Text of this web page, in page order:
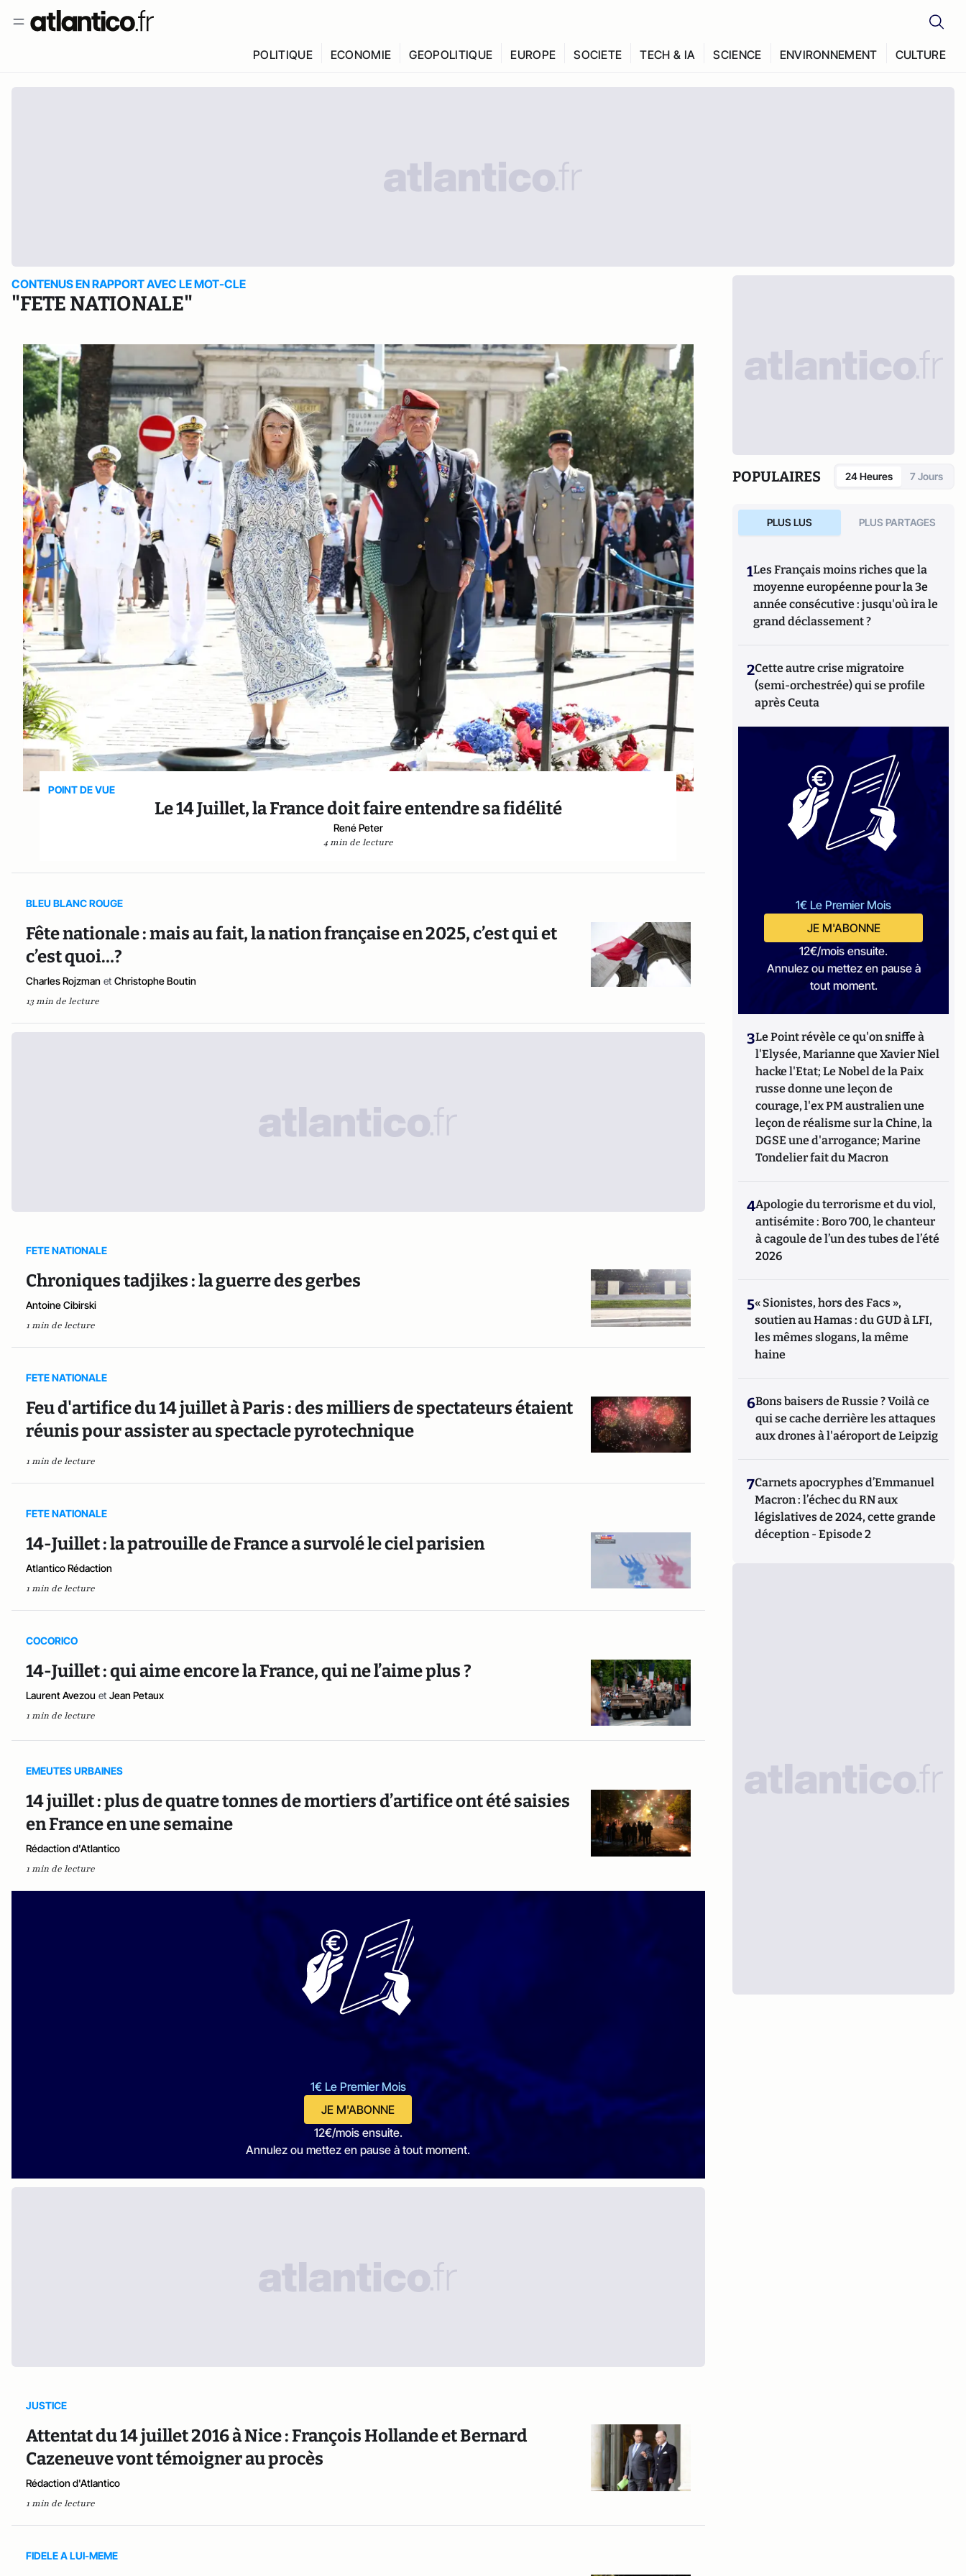
POLITIQUE ECONOMIE GEOPOLITIQUE EUROPE SOCIETE TECH & IA SCIENCE ENVIRONNEMENT CULTURE
CONTENUS EN RAPPORT AVEC LE MOT-CLE
"FETE NATIONALE"
POINT DE VUE
Le 14 Juillet, la France doit faire entendre sa fidélité
René Peter
4 min de lecture
BLEU BLANC ROUGE
Fête nationale : mais au fait, la nation française en 2025, c’est qui et
c’est quoi…?
Charles Rojzman et Christophe Boutin
13 min de lecture
FETE NATIONALE
Chroniques tadjikes : la guerre des gerbes
Antoine Cibirski
1 min de lecture
FETE NATIONALE
Feu d'artifice du 14 juillet à Paris : des milliers de spectateurs étaient
réunis pour assister au spectacle pyrotechnique
1 min de lecture
FETE NATIONALE
14-Juillet : la patrouille de France a survolé le ciel parisien
Atlantico Rédaction
1 min de lecture
COCORICO
14-Juillet : qui aime encore la France, qui ne l’aime plus ?
Laurent Avezou et Jean Petaux
1 min de lecture
EMEUTES URBAINES
14 juillet : plus de quatre tonnes de mortiers d’artifice ont été saisies
en France en une semaine
Rédaction d'Atlantico
1 min de lecture
1€ Le Premier Mois
JE M'ABONNE
12€/mois ensuite.
Annulez ou mettez en pause à tout moment.
JUSTICE
Attentat du 14 juillet 2016 à Nice : François Hollande et Bernard
Cazeneuve vont témoigner au procès
Rédaction d'Atlantico
1 min de lecture
FIDELE A LUI-MEME
POPULAIRES 24 Heures 7 Jours
PLUS LUS PLUS PARTAGES
1Les Français moins riches que la
moyenne européenne pour la 3e
année consécutive : jusqu'où ira le
grand déclassement ?
2Cette autre crise migratoire
(semi-orchestrée) qui se profile
après Ceuta
1€ Le Premier Mois
JE M'ABONNE
12€/mois ensuite.
Annulez ou mettez en pause à
tout moment.
3Le Point révèle ce qu'on sniffe à
l'Elysée, Marianne que Xavier Niel
hacke l'Etat; Le Nobel de la Paix
russe donne une leçon de
courage, l'ex PM australien une
leçon de réalisme sur la Chine, la
DGSE une d'arrogance; Marine
Tondelier fait du Macron
4Apologie du terrorisme et du viol,
antisémite : Boro 700, le chanteur
à cagoule de l’un des tubes de l’été
2026
5« Sionistes, hors des Facs »,
soutien au Hamas : du GUD à LFI,
les mêmes slogans, la même
haine
6Bons baisers de Russie ? Voilà ce
qui se cache derrière les attaques
aux drones à l'aéroport de Leipzig
7Carnets apocryphes d’Emmanuel
Macron : l’échec du RN aux
législatives de 2024, cette grande
déception - Episode 2